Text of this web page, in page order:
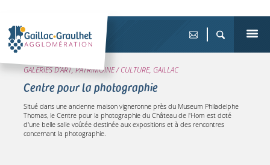
GALERIES D’ART, PATRIMOINE / CULTURE, GAILLAC
Centre pour la photographie
Situé dans une ancienne maison vigneronne près du Museum Philadelphe
Thomas, le Centre pour la photographie du Château de l'Hom est doté
d'une belle salle voûtée destinée aux expositions et à des rencontres
concernant la photographie.